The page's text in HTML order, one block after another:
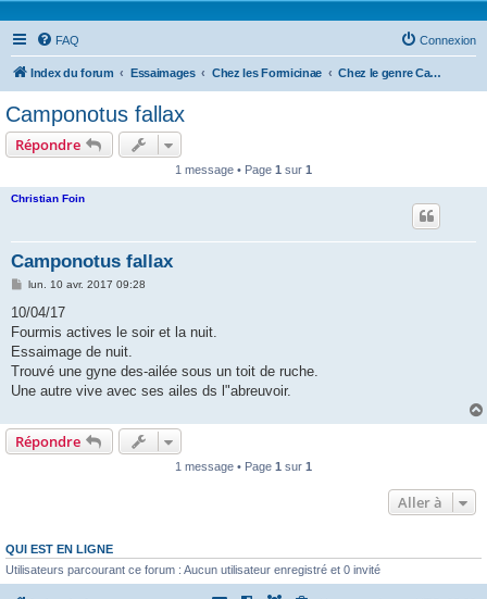
FAQ Connexion
Index du forum Essaimages Chez les Formicinae Chez le genre Camponotus
Camponotus fallax
Répondre
1 message • Page 1 sur 1
Christian Foin
Camponotus fallax
M
s
a
g
lun. 10 avr. 2017 09:28
10/04/17
Fourmis actives le soir et la nuit.
Essaimage de nuit.
Trouvé une gyne des-ailée sous un toit de ruche.
Une autre vive avec ses ailes ds l"abreuvoir.
Répondre
1 message • Page 1 sur 1
Aller à
QUI EST EN LIGNE
Utilisateurs parcourant ce forum : Aucun utilisateur enregistré et 0 invité